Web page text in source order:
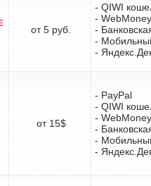
от 5 руб.
- QIWI
- WebMoney
-
-
-
от 15$
- PayPal
- QIWI
- WebMoney
-
-
-